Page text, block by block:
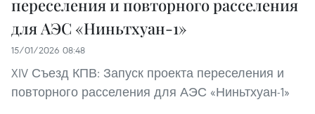
переселения и повторного расселения
для АЭС «Ниньтхуан-1»
15/01/2026 08:48
XIV Съезд КПВ: Запуск проекта переселения и
повторного расселения для АЭС «Ниньтхуан-1»